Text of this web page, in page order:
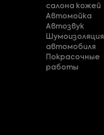
салона кожей
Автомойка
Автозвук
Шумоизоляция
автомобиля
Покрасочные
работы